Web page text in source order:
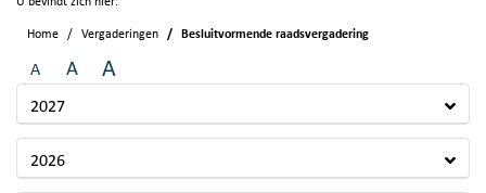
Home Vergaderingen Besluitvormende raadsvergadering
A A A
2027
2026